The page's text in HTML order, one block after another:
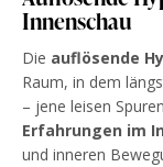
Innenschau
Die auflösende
Raum, in dem
– jene leisen
Erfahrungen im
und inneren